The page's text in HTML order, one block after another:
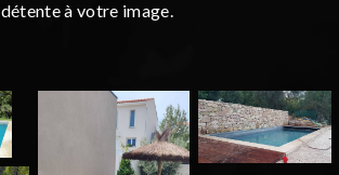
détente à votre image.